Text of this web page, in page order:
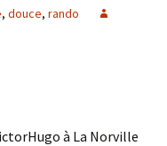
, douce, rando
à La Norville